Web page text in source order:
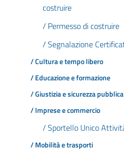
costruire
/ Permesso di costruire
/ Segnalazione
/ Cultura e tempo libero
/ Educazione e formazione
/ Giustizia e sicurezza pubblica
/ Imprese e commercio
/ Sportello Unico
/ Mobilità e trasporti